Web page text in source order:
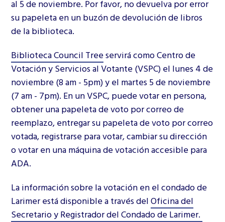
al 5 de noviembre. Por favor, no devuelva por error
su papeleta en un buzón de devolución de libros
de la biblioteca.
Biblioteca Council Treeservirá como Centro de
Votación y Servicios al Votante (VSPC) el lunes 4 de
noviembre (8 am - 5pm) y el martes 5 de noviembre
(7 am - 7pm). En un VSPC, puede votar en persona,
obtener una papeleta de voto por correo de
reemplazo, entregar su papeleta de voto por correo
votada, registrarse para votar, cambiar su dirección
o votar en una máquina de votación accesible para
ADA.
La información sobre la votación en el condado de
Larimer está disponible a través delOficina del
Secretario y Registrador del Condado de Larimer.